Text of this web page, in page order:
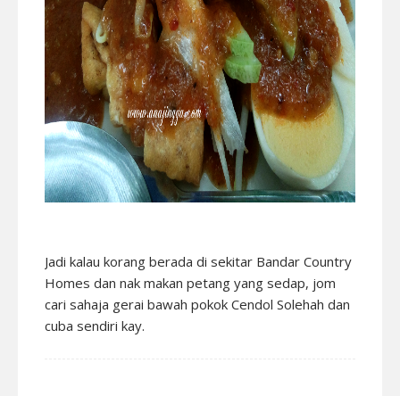
Jadi kalau korang berada di sekitar Bandar Country
Homes dan nak makan petang yang sedap, jom
cari sahaja gerai bawah pokok Cendol Solehah dan
cuba sendiri kay.